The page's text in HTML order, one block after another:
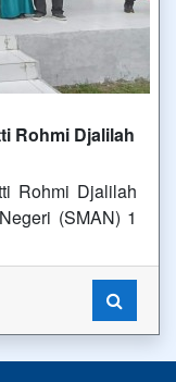
Rohmi Djalilah
Rohmi Djalilah
(SMAN) 1